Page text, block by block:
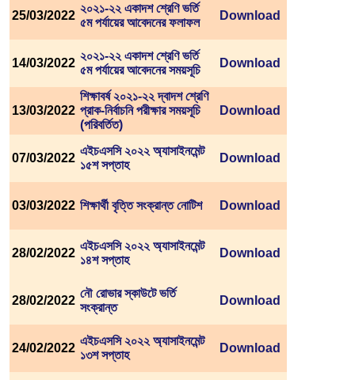
25/03/2022
২০২১-২২ একাদশ শ্রেণি ভর্তি
৫ম পর্যায়ের আবেদনের ফলাফল
Download
14/03/2022
২০২১-২২ একাদশ শ্রেণি ভর্তি
৫ম পর্যায়ের আবেদনের সময়সূচি
Download
13/03/2022
শিক্ষাবর্ষ ২০২১-২২ দ্বাদশ শ্রেণি
প্রাক-নির্বাচনি পরীক্ষার সময়সূচি
(পরিবর্তিত)
Download
07/03/2022
এইচএসসি ২০২২ অ্যাসাইনমেন্ট
১৫শ সপ্তাহ
Download
03/03/2022 শিক্ষার্থী বৃত্তি সংক্রান্ত নোটিশ Download
28/02/2022
এইচএসসি ২০২২ অ্যাসাইনমেন্ট
১৪শ সপ্তাহ
Download
28/02/2022
নৌ রোভার স্কাউটে ভর্তি
সংক্রান্ত
Download
24/02/2022
এইচএসসি ২০২২ অ্যাসাইনমেন্ট
১৩শ সপ্তাহ
Download